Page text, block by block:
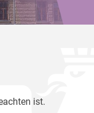
ist.